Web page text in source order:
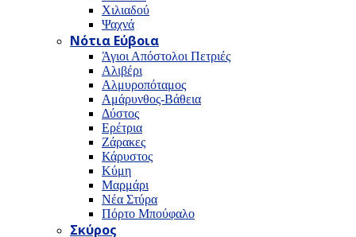
Χιλιαδού
Ψαχνά
Νότια Εύβοια
Άγιοι Απόστολοι Πετριές
Αλιβέρι
Αλμυροπόταμος
Αμάρυνθος-Βάθεια
Δύστος
Ερέτρια
Ζάρακες
Κάρυστος
Κύμη
Μαρμάρι
Νέα Στύρα
Πόρτο Μπούφαλο
Σκύρος